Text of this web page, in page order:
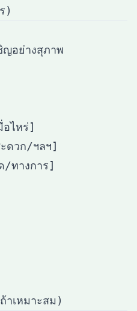
อย่างสุภาพ
ไหร่]
ดวก/ฯลฯ]
ทางการ]